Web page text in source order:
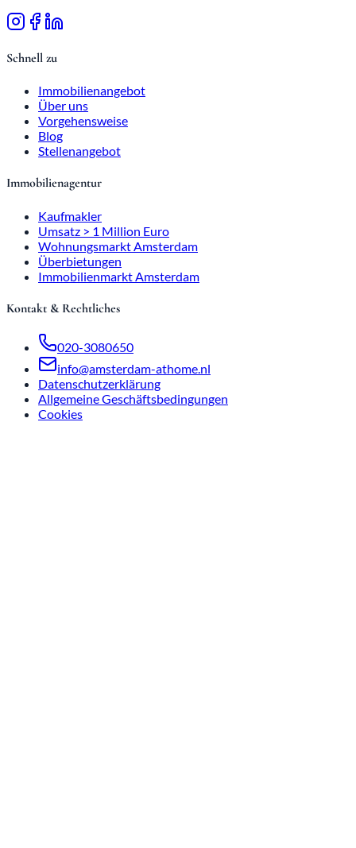
Schnell zu
Immobilienangebot
Über uns
Vorgehensweise
Blog
Stellenangebot
Immobilienagentur
Kaufmakler
Umsatz > 1 Million Euro
Wohnungsmarkt Amsterdam
Überbietungen
Immobilienmarkt Amsterdam
Kontakt & Rechtliches
020-3080650
info@amsterdam-athome.nl
Datenschutzerklärung
Allgemeine Geschäftsbedingungen
Cookies